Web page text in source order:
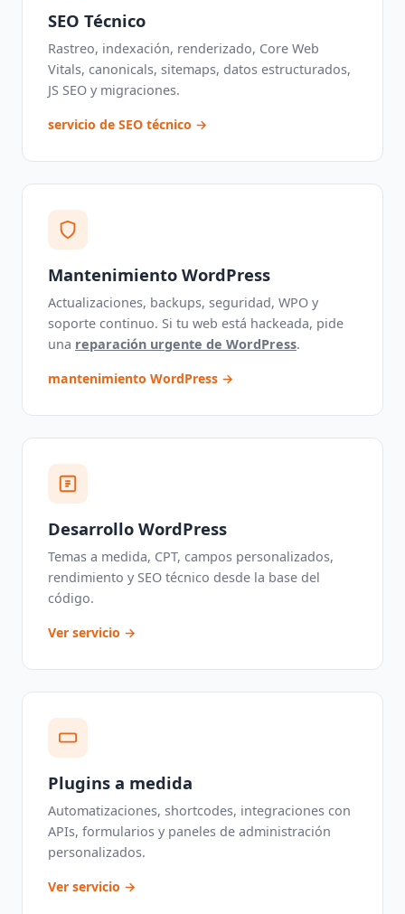
SEO Técnico
Rastreo, indexación, renderizado, Core Web
Vitals, canonicals, sitemaps, datos estructurados,
JS SEO y migraciones.
servicio de SEO técnico →
Mantenimiento WordPress
Actualizaciones, backups, seguridad, WPO y
soporte continuo. Si tu web está hackeada, pide
una reparación urgente de WordPress.
mantenimiento WordPress →
Desarrollo WordPress
Temas a medida, CPT, campos personalizados,
rendimiento y SEO técnico desde la base del
código.
Ver servicio →
Plugins a medida
Automatizaciones, shortcodes, integraciones con
APIs, formularios y paneles de administración
personalizados.
Ver servicio →